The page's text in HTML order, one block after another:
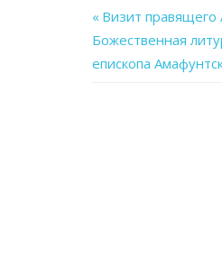
Навигация
по
Previous
Post:
Визит правящего
Божественная
епископа